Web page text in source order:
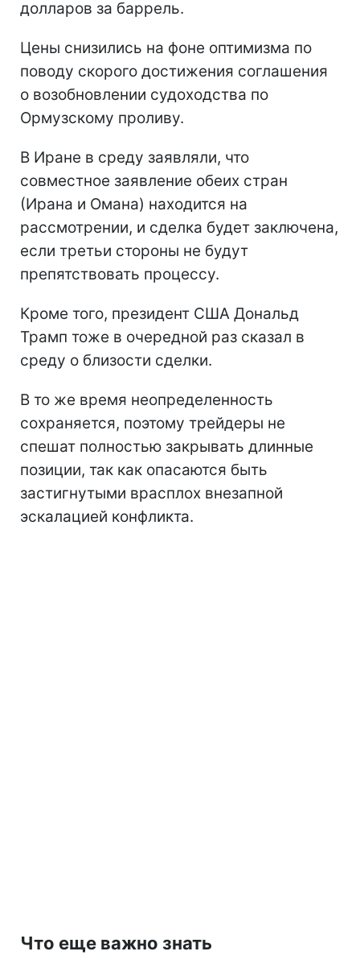
долларов за баррель.
Цены снизились на фоне оптимизма по
поводу скорого достижения соглашения
о возобновлении судоходства по
Ормузскому проливу.
В Иране в среду заявляли, что
совместное заявление обеих стран
(Ирана и Омана) находится на
рассмотрении, и сделка будет заключена,
если третьи стороны не будут
препятствовать процессу.
Кроме того, президент США Дональд
Трамп тоже в очередной раз сказал в
среду о близости сделки.
В то же время неопределенность
сохраняется, поэтому трейдеры не
спешат полностью закрывать длинные
позиции, так как опасаются быть
застигнутыми врасплох внезапной
эскалацией конфликта.
Что еще важно знать